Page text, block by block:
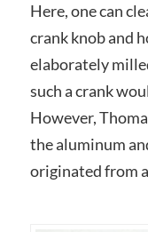
Here, one can
crank knob and
elaborately
such a crank
However,
the aluminum
originated from